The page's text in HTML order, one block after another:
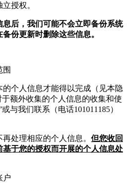
授权。
后，我们可能不会立即备份系统
份更新时删除这些信息。
围
个人信息才能得以完成（见本隐
额外收集的个人信息的收集和使
与我们联系（电话101011185）
处理相应的个人信息。 但您收回
基于您的授权而开展的个人信息处
户